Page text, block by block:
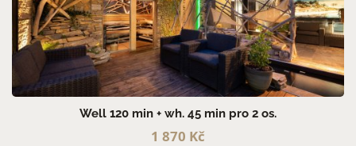
Well 120 min + wh. 45 min pro 2 os.
1 870 Kč